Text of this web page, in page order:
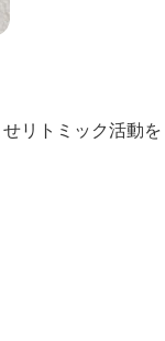
リトミック活動を